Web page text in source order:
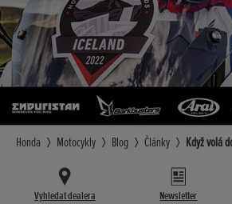
Honda Motocykly Blog Články Když volá
Vyhledat dealera Newsletter